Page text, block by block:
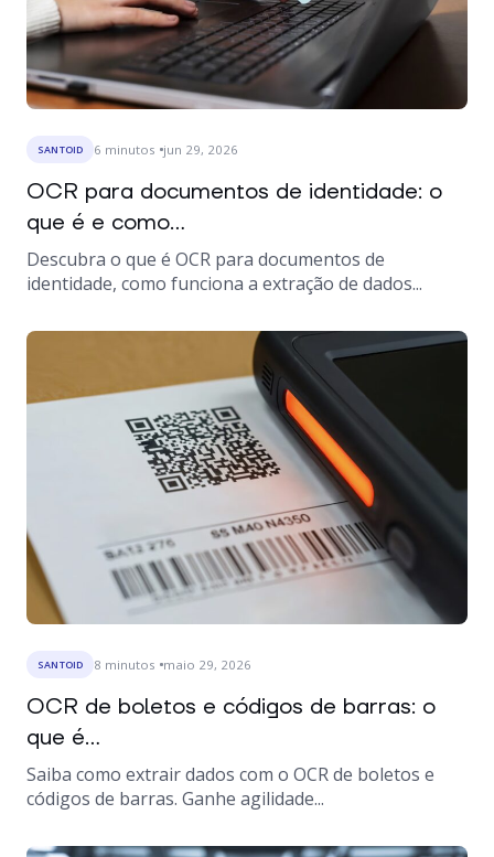
SANTOID 6 minutos jun 29, 2026
OCR para documentos de identidade: o
que é e como...
Descubra o que é OCR para documentos de
identidade, como funciona a extração de dados...
SANTOID 8 minutos maio 29, 2026
OCR de boletos e códigos de barras: o
que é...
Saiba como extrair dados com o OCR de boletos e
códigos de barras. Ganhe agilidade...